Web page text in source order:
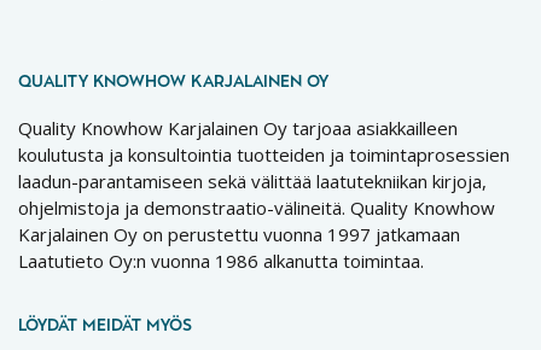
QUALITY KNOWHOW KARJALAINEN OY
Quality Knowhow Karjalainen Oy tarjoaa asiakkailleen
koulutusta ja konsultointia tuotteiden ja toimintaprosessien
laadun-parantamiseen sekä välittää laatutekniikan kirjoja,
ohjelmistoja ja demonstraatio-välineitä. Quality Knowhow
Karjalainen Oy on perustettu vuonna 1997 jatkamaan
Laatutieto Oy:n vuonna 1986 alkanutta toimintaa.
LÖYDÄT MEIDÄT MYÖS